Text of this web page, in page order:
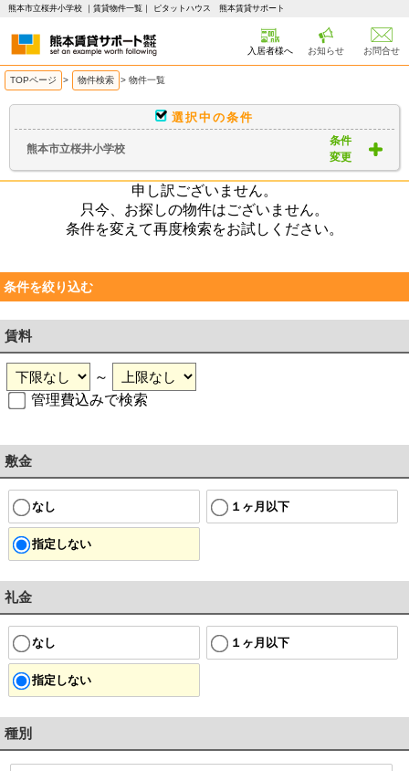
熊本市立桜井小学校 ｜賃貸物件一覧｜ ピタットハウス 熊本賃貸サポート
入居者様へ お知らせ お問合せ
TOPページ > 物件検索 > 物件一覧
選択中の条件
熊本市立桜井小学校
条件
変更
申し訳ございません。
只今、お探しの物件はございません。
条件を変えて再度検索をお試しください。
条件を絞り込む
賃料
～
管理費込みで検索
敷金
なし １ヶ月以下
指定しない
礼金
なし １ヶ月以下
指定しない
種別